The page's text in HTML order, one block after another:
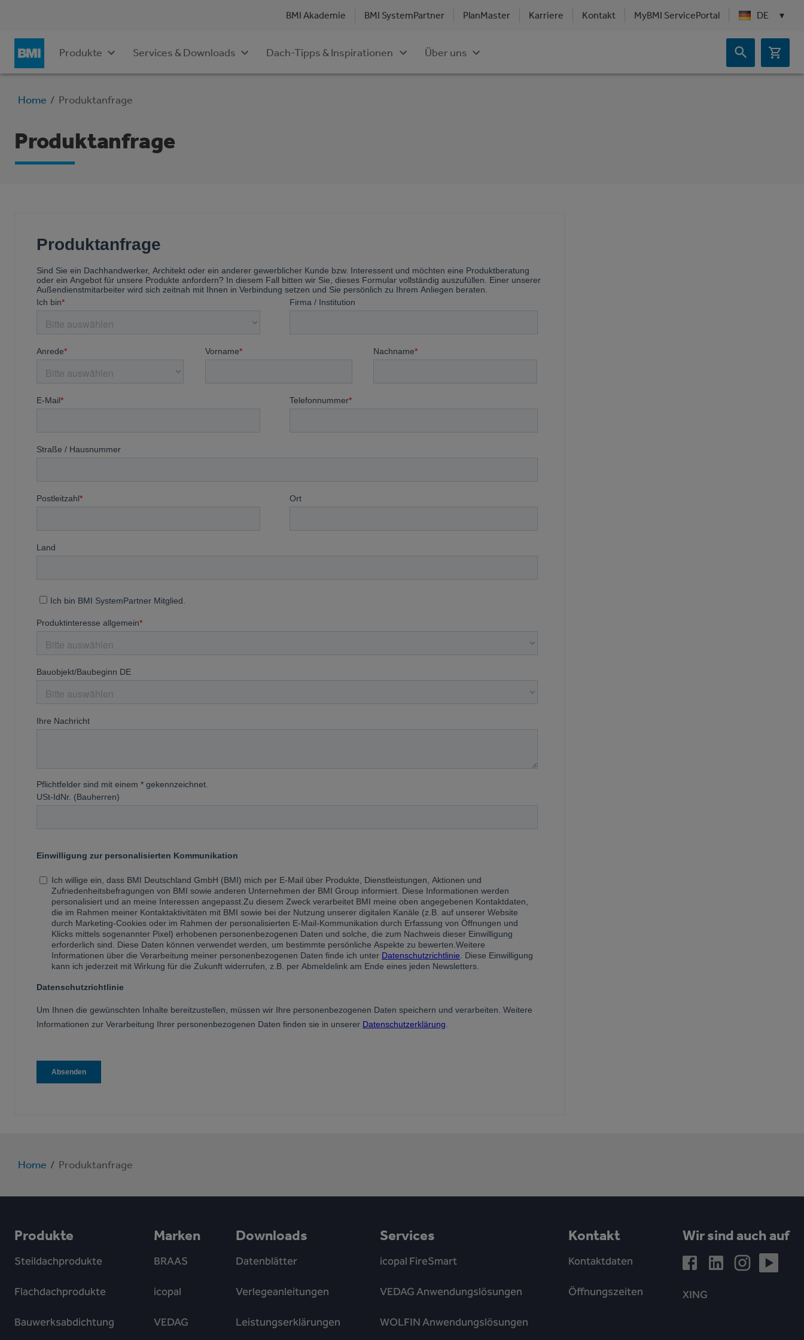
BMI Akademie BMI SystemPartner PlanMaster Karriere Kontakt MyBMI ServicePortal DE ▾
Produkte Services & Downloads Dach-Tipps & Inspirationen Über uns
Home / Produktanfrage
Produktanfrage
Home / Produktanfrage
Produkte
Steildachprodukte
Flachdachprodukte
Bauwerksabdichtung
Marken
BRAAS
icopal
VEDAG
Downloads
Datenblätter
Verlegeanleitungen
Leistungserklärungen
Services
icopal FireSmart
VEDAG Anwendungslösungen
WOLFIN Anwendungslösungen
Kontakt
Kontaktdaten
Öffnungszeiten
Wir sind auch auf
XING